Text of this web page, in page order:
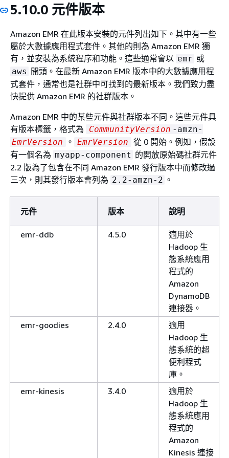
5.10.0 元件版本
Amazon EMR 在此版本安裝的元件列出如下。其中有一些
屬於大數據應用程式套件。其他的則為 Amazon EMR 獨
有，並安裝為系統程序和功能。這些通常會以 emr 或
aws 開頭。在最新 Amazon EMR 版本中的大數據應用程
式套件，通常也是社群中可找到的最新版本。我們致力盡
快提供 Amazon EMR 的社群版本。
Amazon EMR 中的某些元件與社群版本不同。這些元件具
有版本標籤，格式為
CommunityVersion -amzn-
EmrVersion
。 EmrVersion 從 0 開始。例如，假設
有一個名為 myapp-component 的開放原始碼社群元件
2.2 版為了包含在不同 Amazon EMR 發行版本中而修改過
三次，則其發行版本會列為 2.2-amzn-2 。
元件 版本 說明
emr-ddb 4.5.0
適用於
Hadoop 生
態系統應用
程式的
Amazon
DynamoDB
連接器。
emr-goodies
2.4.0
適用
Hadoop 生
態系統的超
便利程式
庫。
emr-kinesis
3.4.0
適用於
Hadoop 生
態系統應用
程式的
Amazon
Kinesis 連接